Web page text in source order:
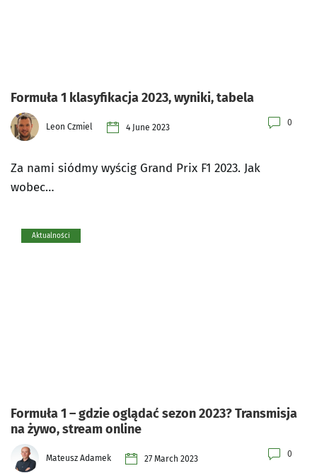
Formuła 1 klasyfikacja 2023, wyniki, tabela
Leon Czmiel 4 June 2023 0
Za nami siódmy wyścig Grand Prix F1 2023. Jak
wobec…
Aktualności
Formuła 1 – gdzie oglądać sezon 2023? Transmisja
na żywo, stream online
Mateusz Adamek 27 March 2023 0